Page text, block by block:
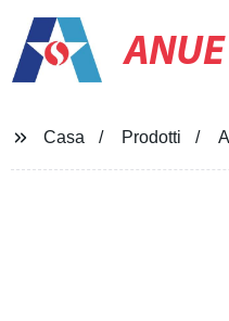
ANUE
Casa Prodotti